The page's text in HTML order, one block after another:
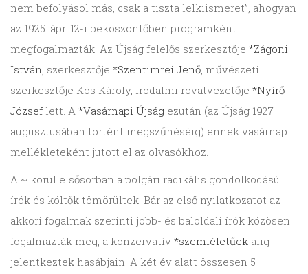
nem befolyásol más, csak a tiszta lelkiismeret”, ahogyan
az 1925. ápr. 12-i beköszöntőben programként
megfogalmazták. Az Újság felelős szerkesztője *Zágoni
István, szerkesztője *Szentimrei Jenő, művészeti
szerkesztője Kós Károly, irodalmi rovatvezetője *Nyírő
Józseflett. A *Vasárnapi Újság ezután (az Újság 1927
augusztusában történt megszűnéséig) ennek vasárnapi
mellékleteként jutott el az olvasókhoz.
A ~ körül elsősorban a polgári radikális gondolkodású
írók és költők tömörültek. Bár az első nyilatkozatot az
akkori fogalmak szerinti jobb- és baloldali írók közösen
fogalmazták meg, a konzervatív *szemléletűek alig
jelentkeztek hasábjain. A két év alatt összesen 5